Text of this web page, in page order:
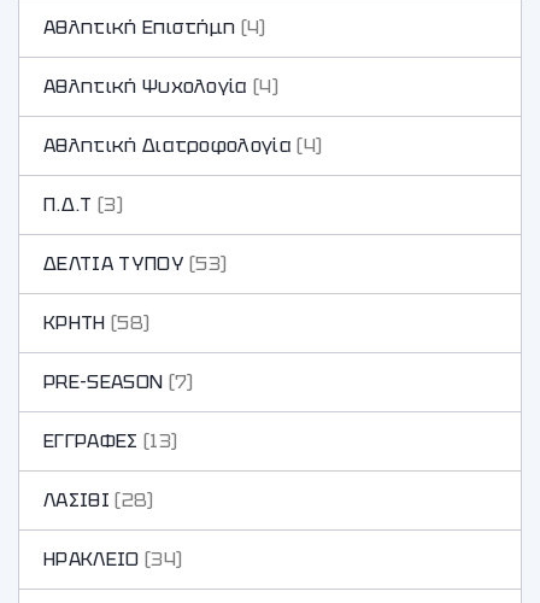
Αθλητική Επιστήμη (4)
Αθλητική Ψυχολογία (4)
Αθλητική Διατροφολογία (4)
Π.Δ.Τ (3)
ΔΕΛΤΙΑ ΤΥΠΟΥ (53)
ΚΡΗΤΗ (58)
PRE-SEASON (7)
ΕΓΓΡΑΦΕΣ (13)
ΛΑΣΙΘΙ (28)
ΗΡΑΚΛΕΙΟ (34)